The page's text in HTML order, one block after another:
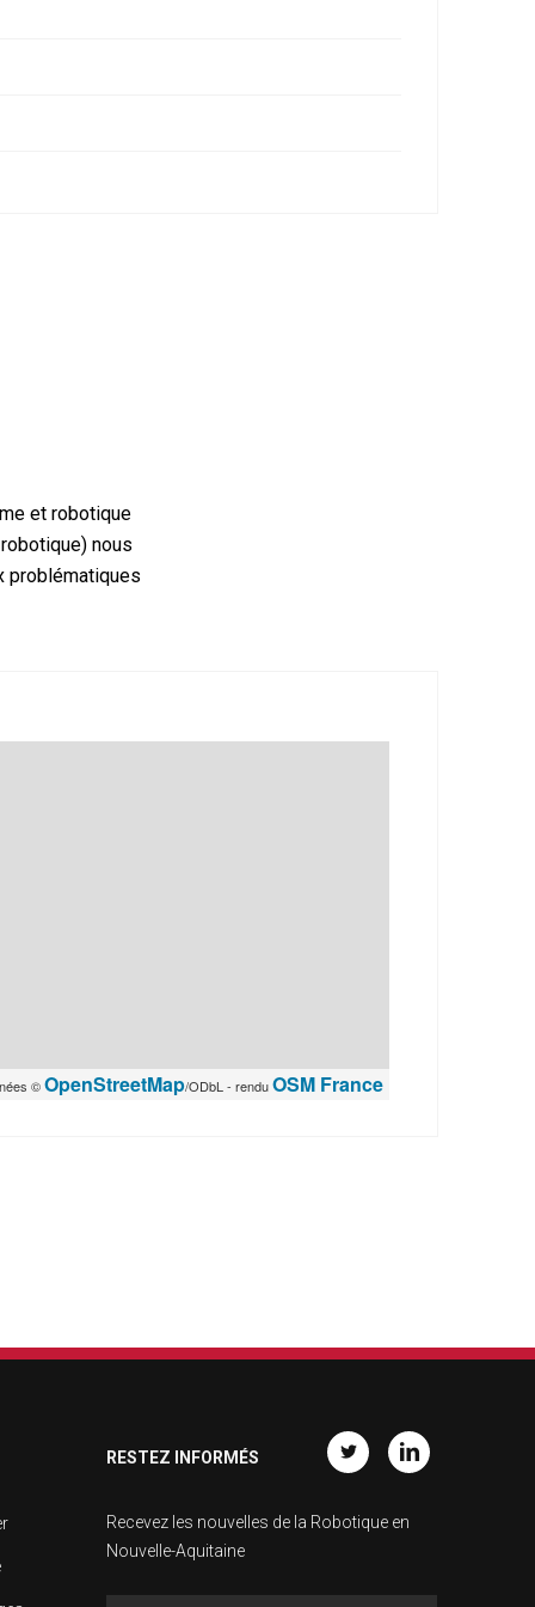
et robotique
nous
problématiques
©OpenStreetMap/ODbL - renduOSM France
RESTEZ INFORMÉS
Recevez les nouvelles de la Robotique en
Nouvelle-Aquitaine